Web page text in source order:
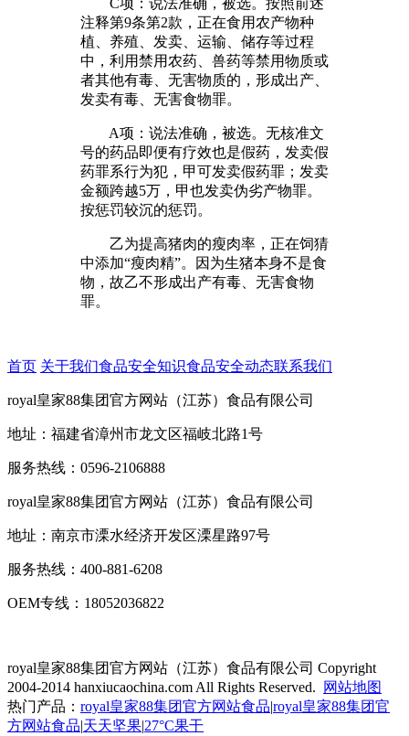
注释第9条第2款，正在食用农产物种
植、养殖、发卖、运输、储存等过程
中，利用禁用农药、兽药等禁用物质或
者其他有毒、无害物质的，形成出产、
发卖有毒、无害食物罪。
A项：说法准确，被选。无核准文
号的药品即便有疗效也是假药，发卖假
药罪系行为犯，甲可发卖假药罪；发卖
金额跨越5万，甲也发卖伪劣产物罪。
按惩罚较沉的惩罚。
乙为提高猪肉的瘦肉率，正在饲猜
中添加“瘦肉精”。因为生猪本身不是食
物，故乙不形成出产有毒、无害食物
罪。
首页 关于我们食品安全知识食品安全动态联系我们
royal皇家88集团官方网站（江苏）食品有限公司
地址：福建省漳州市龙文区福岐北路1号
服务热线：0596-2106888
royal皇家88集团官方网站（江苏）食品有限公司
地址：南京市溧水经济开发区溧星路97号
服务热线：400-881-6208
OEM专线：18052036822
royal皇家88集团官方网站（江苏）食品有限公司 Copyright
2004-2014 hanxiucaochina.com All Rights Reserved.
网站地图
热门产品： royal皇家88集团官方网站食品|royal皇家88集团官
方网站食品|天天坚果|27°C果干